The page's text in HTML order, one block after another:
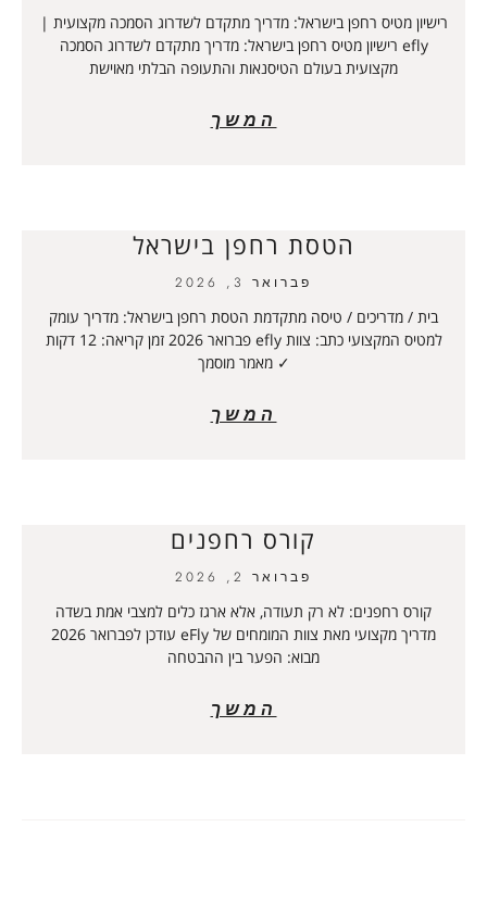
רישיון מטיס רחפן בישראל: מדריך מתקדם לשדרוג הסמכה מקצועית |
efly רישיון מטיס רחפן בישראל: מדריך מתקדם לשדרוג הסמכה
מקצועית בעולם הטיסנאות והתעופה הבלתי מאוישת
המשך
הטסת רחפן בישראל
פברואר 3, 2026
בית / מדריכים / טיסה מתקדמת הטסת רחפן בישראל: מדריך עומק
למטיס המקצועי כתב: צוות efly פברואר 2026 זמן קריאה: 12 דקות
✓ מאמר מוסמך
המשך
קורס רחפנים
פברואר 2, 2026
קורס רחפנים: לא רק תעודה, אלא ארגז כלים למצבי אמת בשדה
מדריך מקצועי מאת צוות המומחים של eFly עודכן לפברואר 2026
מבוא: הפער בין ההבטחה
המשך